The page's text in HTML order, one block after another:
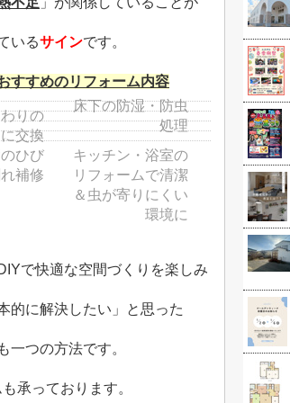
いるサインです。
すすめのリフォーム内容
床下の防湿・防虫
処理
りの
交換
キッチン・浴室の
リフォームで清潔
＆虫が寄りにくい
環境に
ひび
補修
で快適な空間づくりを楽しみ
的に解決したい」と思った
一つの方法です。
承っております。